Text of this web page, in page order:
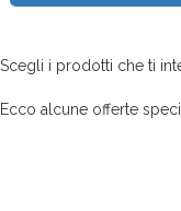
Scegli i prodotti che ti
Ecco alcune offerte